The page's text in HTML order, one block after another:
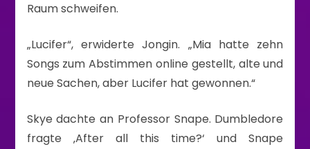
Raum schweifen.
„Lucifer“, erwiderte Jongin. „Mia hatte zehn
Songs zum Abstimmen online gestellt, alte und
neue Sachen, aber Lucifer hat gewonnen.“
Skye dachte an Professor Snape. Dumbledore
fragte ‚After all this time?‘ und Snape